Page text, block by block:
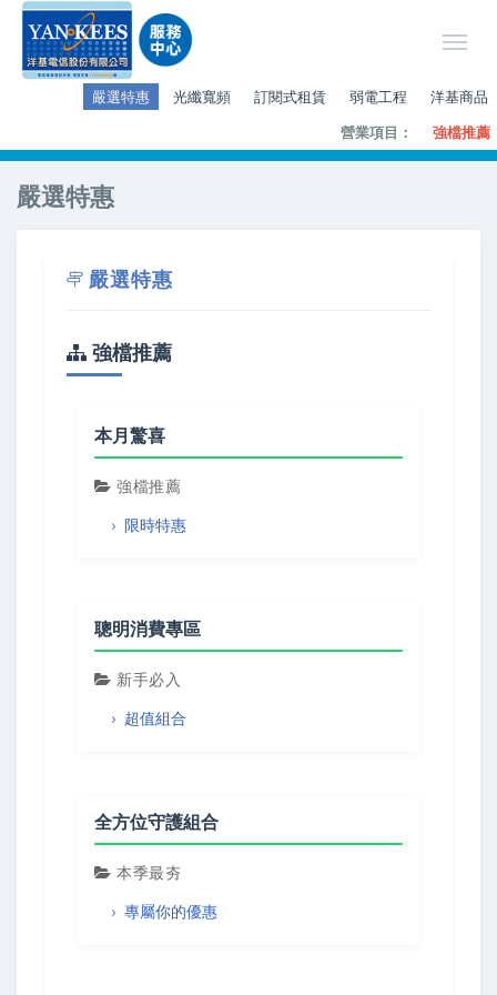
嚴選特惠 光纖寬頻 訂閱式租賃 弱電工程 洋基商品
營業項目： 強檔推薦
嚴選特惠
嚴選特惠
強檔推薦
本月驚喜
強檔推薦
限時特惠
聰明消費專區
新手必入
超值組合
全方位守護組合
本季最夯
專屬你的優惠